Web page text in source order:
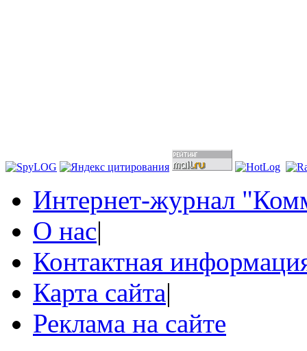
Интернет-журнал
О нас|
Контактная
Карта сайта|
Реклама на сайте